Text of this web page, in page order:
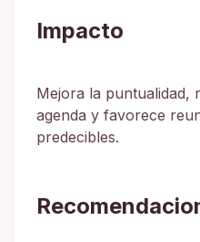
Impacto
Mejora la puntualidad,
agenda y favorece
predecibles.